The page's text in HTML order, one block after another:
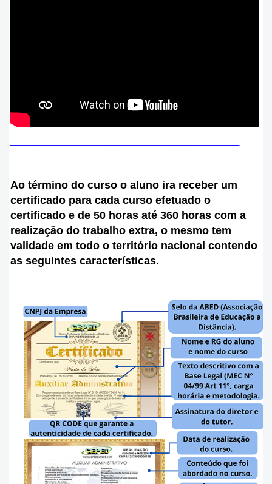
Ao término do curso o aluno ira receber um
certificado para cada curso efetuado o
certificado e de 50 horas até 360 horas com a
realização do trabalho extra, o mesmo tem
validade em todo o território nacional contendo
as seguintes características.